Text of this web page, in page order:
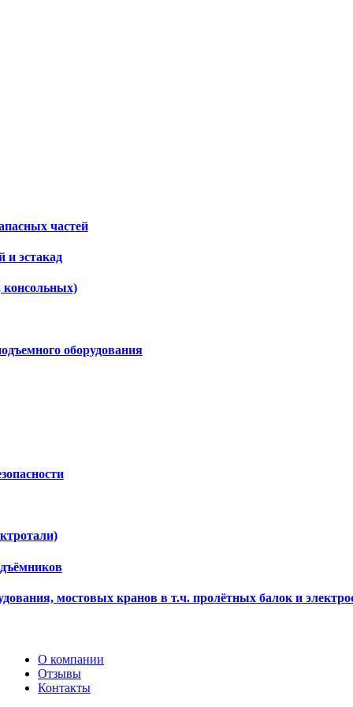
частей
и эстакад
консольных)
оборудования
мостовых кранов в т.ч. пролётных балок и
О компании
Отзывы
Контакты